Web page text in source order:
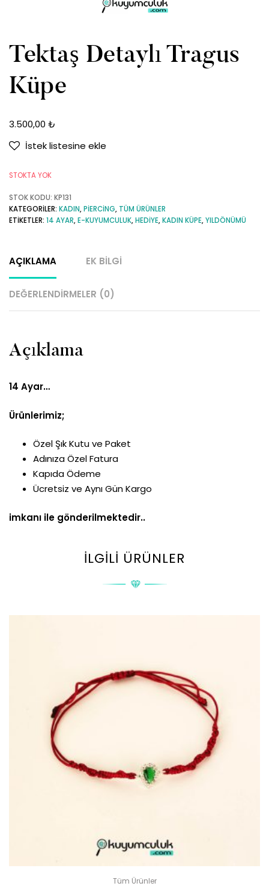
Tektaş Detaylı Tragus
Küpe
3.500,00 ₺
İstek listesine ekle
STOKTA YOK
STOK KODU: KP131
KATEGORILER: KADIN,PIERCING, TÜM ÜRÜNLER
ETIKETLER: 14 AYAR,E-KUYUMCULUK,HEDIYE,KADIN KÜPE,YILDÖNÜMÜ
AÇIKLAMA EK BILGI
DEĞERLENDIRMELER (0)
Açıklama
14 Ayar…
Ürünlerimiz;
Özel Şık Kutu ve Paket
Adınıza Özel Fatura
Kapıda Ödeme
Ücretsiz ve Aynı Gün Kargo
imkanı ile gönderilmektedir..
İLGILI ÜRÜNLER
Tüm Ürünler